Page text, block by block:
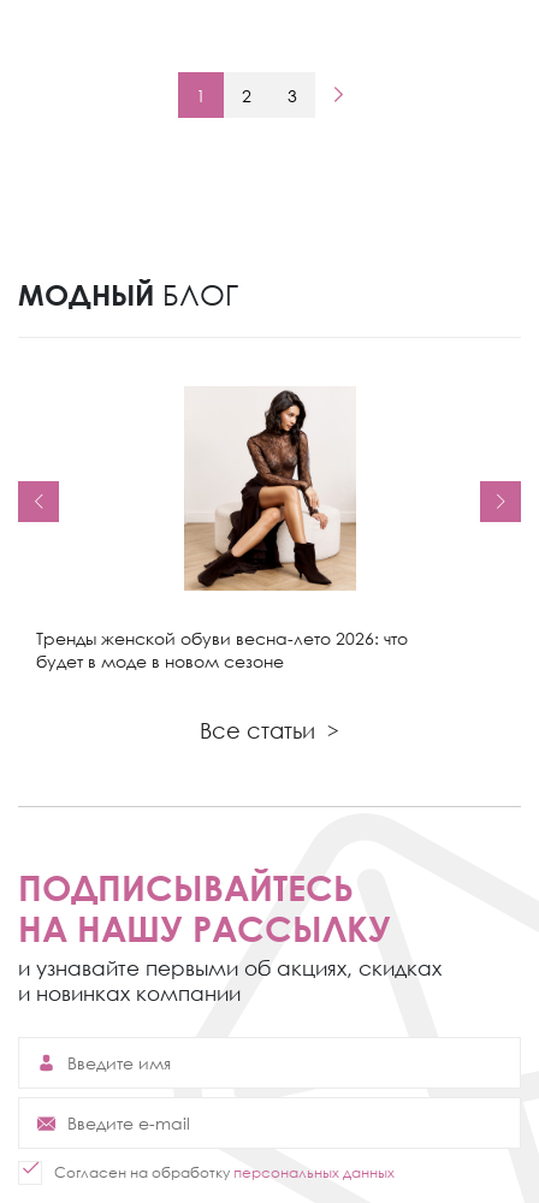
1 2 3
МОДНЫЙ БЛОГ
Тренды женской обуви весна-лето 2026: что
будет в моде в новом сезоне
Все статьи >
ПОДПИСЫВАЙТЕСЬ
НА НАШУ РАССЫЛКУ
и узнавайте первыми об акциях, скидках
и новинках компании
Согласен на обработку персональных данных